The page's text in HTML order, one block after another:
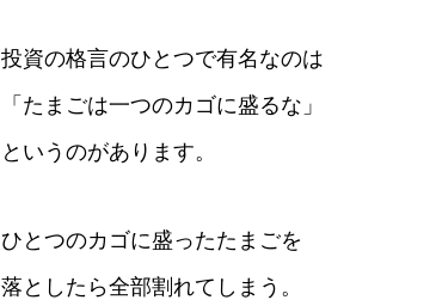
投資の格言のひとつで有名なのは
「たまごは一つのカゴに盛るな」
というのがあります。
ひとつのカゴに盛ったたまごを
落としたら全部割れてしまう。